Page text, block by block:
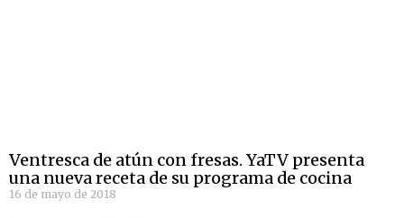
Ventresca de atún con fresas. YaTV presenta
una nueva receta de su programa de cocina
16 de mayo de 2018